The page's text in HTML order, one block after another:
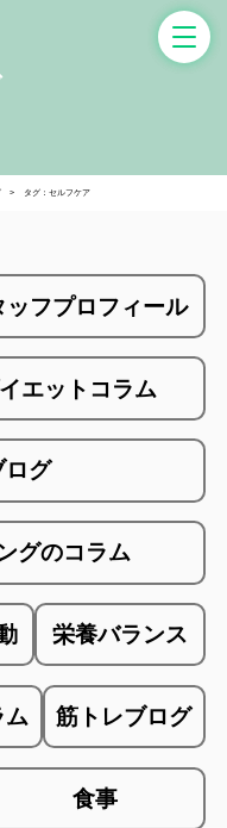
タグ：セルフケア
ッフプロフィール
エットコラム
ログ
グのコラム
栄養バランス
ム 筋トレブログ
食事